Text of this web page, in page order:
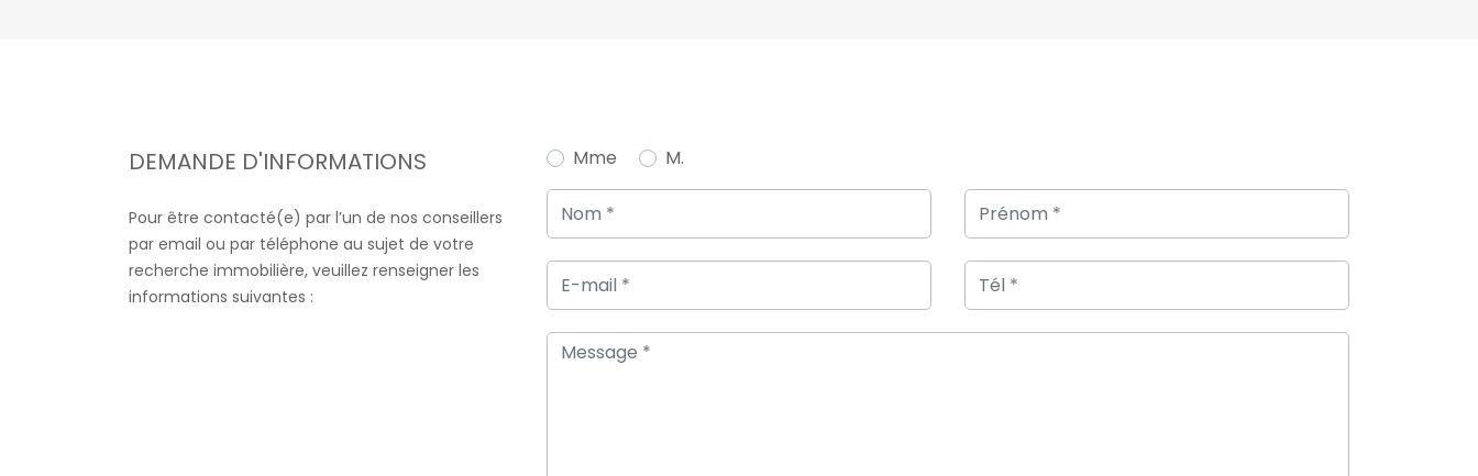
DEMANDE D'INFORMATIONS
Pour être contacté(e) par l’un de nos conseillers
par email ou par téléphone au sujet de votre
recherche immobilière, veuillez renseigner les
informations suivantes :
Mme M.